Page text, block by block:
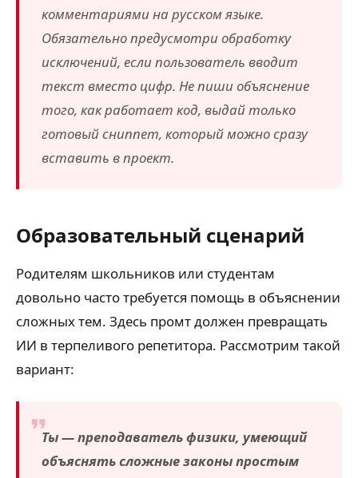
комментариями на русском языке.
Обязательно предусмотри обработку
исключений, если пользователь вводит
текст вместо цифр. Не пиши объяснение
того, как работает код, выдай только
готовый сниппет, который можно сразу
вставить в проект.
Образовательный сценарий
Родителям школьников или студентам
довольно часто требуется помощь в объяснении
сложных тем. Здесь промт должен превращать
ИИ в терпеливого репетитора. Рассмотрим такой
вариант:
Ты — преподаватель физики, умеющий
объяснять сложные законы простым